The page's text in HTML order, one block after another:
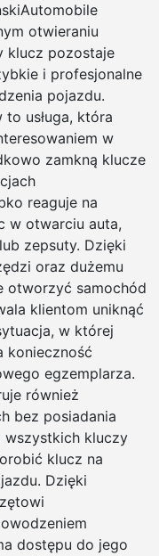
otwieraniu
klucz pozostaje
i profesjonalne
pojazdu.
usługa, która
w
zamkną klucze
reaguje na
w otwarciu auta,
zepsuty. Dzięki
oraz dużemu
otworzyć samochód
klientom uniknąć
w której
konieczność
egzemplarza.
również
bez posiadania
wszystkich kluczy
klucz na
Dzięki
dostępu do jego